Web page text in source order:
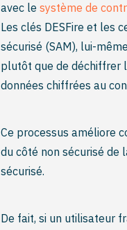
avec le système de
Les clés DESFire et les
sécurisé (SAM), lui-
plutôt que de déchiffrer
données chiffrées au
Ce processus améliore
du côté non sécurisé
sécurisé.
De fait, si un utilisateur